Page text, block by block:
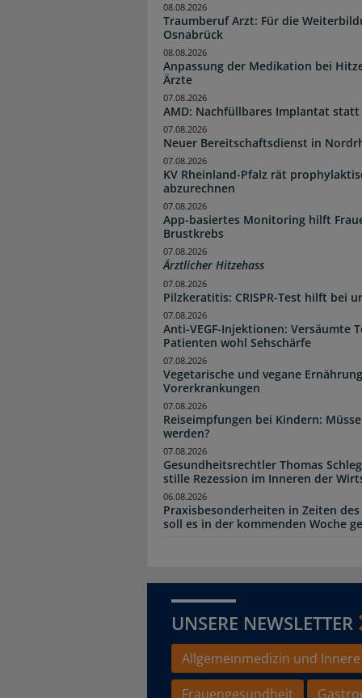
Traumberuf Arzt: Für die
Osnabrück
08.08.2026
Anpassung der Medikation bei
Ärzte
08.08.2026
AMD: Nachfüllbares Implantat
07.08.2026
Neuer Bereitschaftsdienst in
07.08.2026
KV Rheinland-Pfalz rät
abzurechnen
07.08.2026
App-basiertes Monitoring hilft
Brustkrebs
07.08.2026
Ärztlicher Hitzehass
07.08.2026
Pilzkeratitis: CRISPR-Test hilft bei
07.08.2026
Anti-VEGF-Injektionen: Versäumte
Patienten wohl Sehschärfe
07.08.2026
Vegetarische und vegane
Vorerkrankungen
07.08.2026
Reiseimpfungen bei Kindern:
werden?
07.08.2026
Gesundheitsrechtler Thomas
stille Rezession im Inneren der
07.08.2026
Praxisbesonderheiten in Zeiten
soll es in der kommenden Woche
06.08.2026
UNSERE NEWSLETTER
Allgemeinmedizin und
Frauengesundheit